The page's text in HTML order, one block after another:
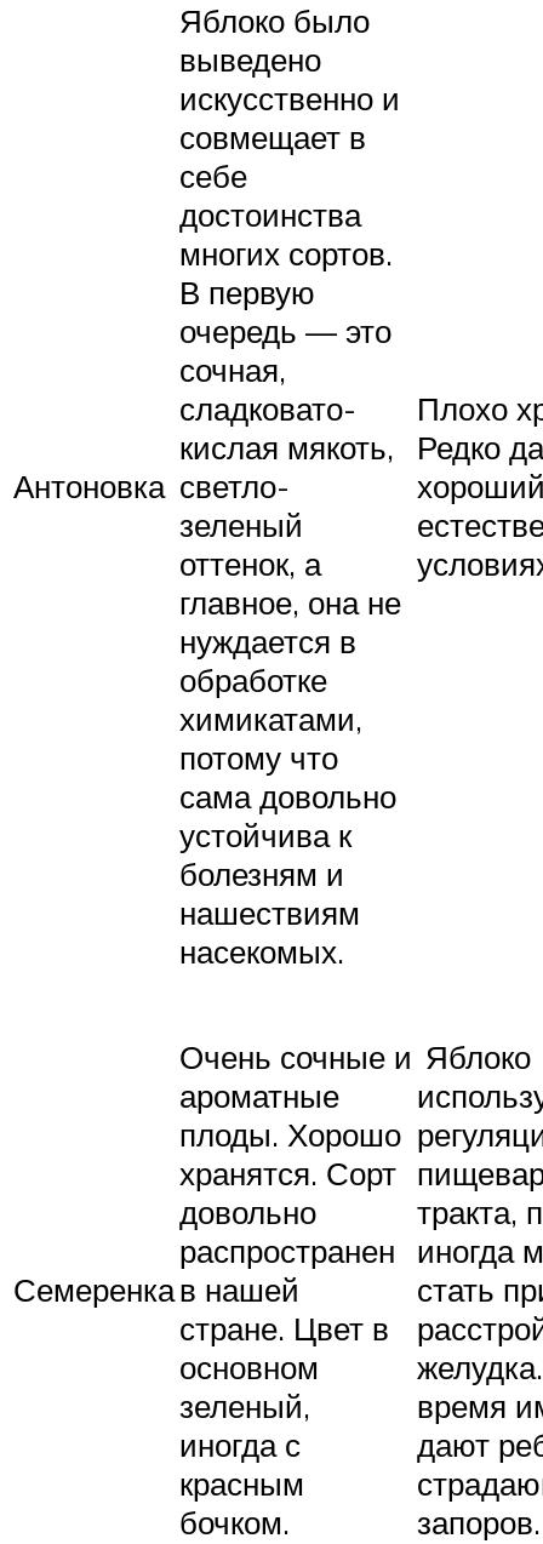
Антоновка
Яблоко было
выведено
искусственно и
совмещает в
себе
достоинства
многих сортов.
В первую
очередь — это
сочная,
сладковато-
кислая мякоть,
светло-
зеленый
оттенок, а
главное, она не
нуждается в
обработке
химикатами,
потому что
сама довольно
устойчива к
болезням и
нашествиям
насекомых.
Плохо
Редко
Семеренка
Очень сочные и
ароматные
плоды. Хорошо
хранятся. Сорт
довольно
распространен
в нашей
стране. Цвет в
основном
зеленый,
иногда с
красным
бочком.
Яблоко
тракта,
иногда
стать
время
дают
запоров.